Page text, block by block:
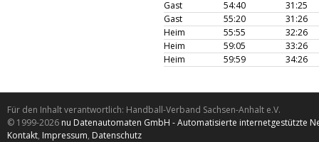
Gast
54:40
31:25
Gast
55:20
31:26
Heim
55:55
32:26
Heim
59:05
33:26
Heim
59:59 34:26
Für den Inhalt verantwortlich: Handball-Verband Sachsen-Anhalt e.V.
© 1999-2026 nu Datenautomaten GmbH - Automatisierte internetgestützte
Kontakt, Impressum, Datenschutz